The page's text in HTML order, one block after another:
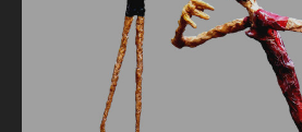
Jean-Denis